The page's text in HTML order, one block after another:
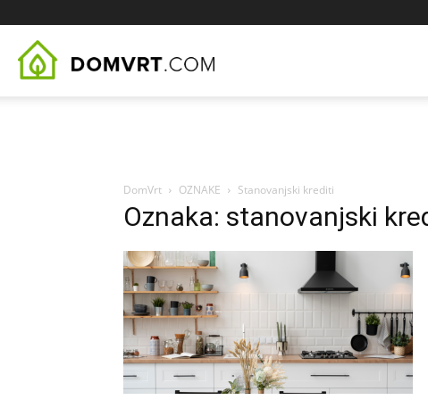
DomVrt OZNAKE Stanovanjski krediti
Oznaka: stanovanjski